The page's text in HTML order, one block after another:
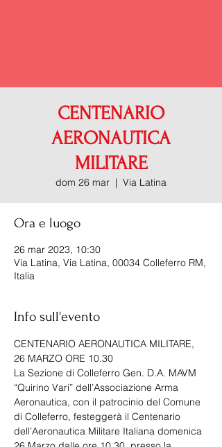
CENTENARIO
AERONAUTICA
MILITARE
dom 26 mar
  |
Via Latina
Ora e luogo
26 mar 2023, 10:30
Via Latina, Via Latina, 00034 Colleferro RM,
Italia
Info sull'evento
CENTENARIO AERONAUTICA MILITARE,
26 MARZO ORE 10.30
La Sezione di Colleferro Gen. D.A. MAVM
“Quirino Vari” dell’Associazione Arma
Aeronautica, con il patrocinio del Comune
di Colleferro, festeggerà il Centenario
dell’Aeronautica Militare Italiana domenica